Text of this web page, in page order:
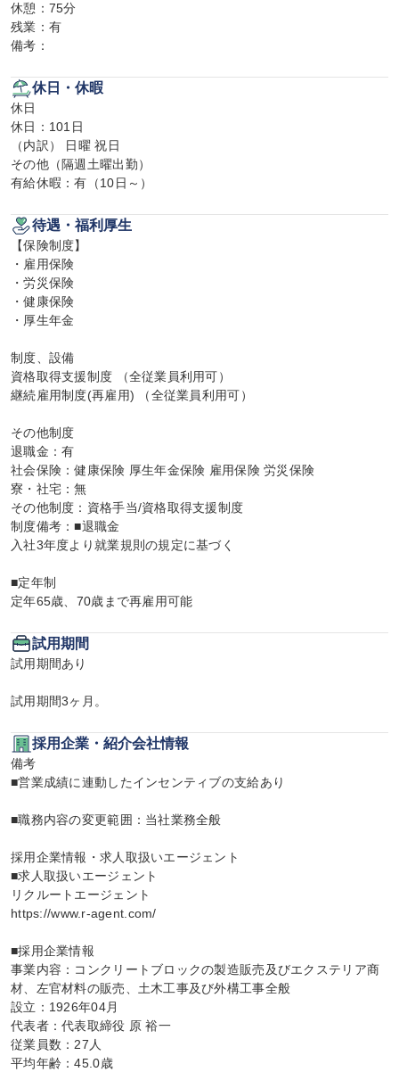
休憩：75分
残業：有
備考：
休日・休暇
休日
休日：101日
（内訳） 日曜 祝日
その他（隔週土曜出勤）
有給休暇：有（10日～）
待遇・福利厚生
【保険制度】
・雇用保険
・労災保険
・健康保険
・厚生年金
制度、設備
資格取得支援制度 （全従業員利用可）
継続雇用制度(再雇用) （全従業員利用可）
その他制度
退職金：有
社会保険：健康保険 厚生年金保険 雇用保険 労災保険
寮・社宅：無
その他制度：資格手当/資格取得支援制度
制度備考：■退職金
入社3年度より就業規則の規定に基づく
■定年制
定年65歳、70歳まで再雇用可能
試用期間
試用期間あり
試用期間3ヶ月。
採用企業・紹介会社情報
備考
■営業成績に連動したインセンティブの支給あり
■職務内容の変更範囲：当社業務全般
採用企業情報・求人取扱いエージェント
■求人取扱いエージェント
リクルートエージェント
https://www.r-agent.com/
■採用企業情報
事業内容：コンクリートブロックの製造販売及びエクステリア商
材、左官材料の販売、土木工事及び外構工事全般
設立：1926年04月
代表者：代表取締役 原 裕一
従業員数：27人
平均年齢：45.0歳